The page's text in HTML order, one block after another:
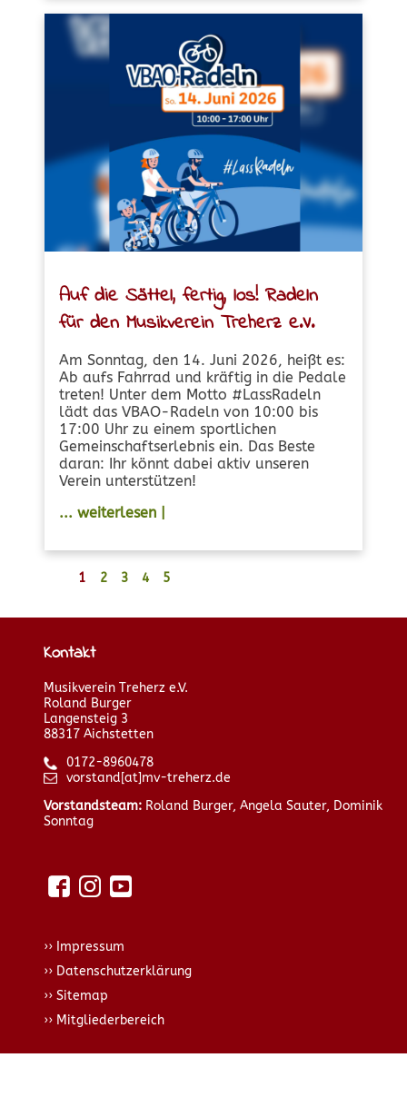
Auf die Sättel, fertig, los! Radeln
für den Musikverein Treherz e.V.
Am Sonntag, den 14. Juni 2026, heißt es:
Ab aufs Fahrrad und kräftig in die Pedale
treten! Unter dem Motto #LassRadeln
lädt das VBAO-Radeln von 10:00 bis
17:00 Uhr zu einem sportlichen
Gemeinschaftserlebnis ein. Das Beste
daran: Ihr könnt dabei aktiv unseren
Verein unterstützen!
... weiterlesen |
1 2 3 4 5
Kontakt
Musikverein Treherz e.V.
Roland Burger
Langensteig 3
88317 Aichstetten
0172-8960478
vorstand[at]mv-treherz.de
Vorstandsteam: Roland Burger, Angela Sauter, Dominik
Sonntag
Impressum
Datenschutzerklärung
Sitemap
Mitgliederbereich